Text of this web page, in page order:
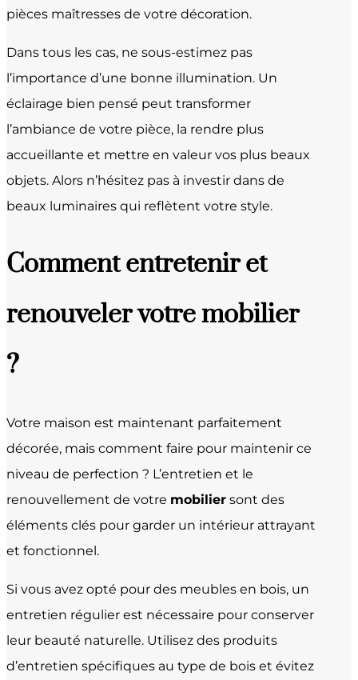
pièces maîtresses de votre décoration.
Dans tous les cas, ne sous-estimez pas
l’importance d’une bonne illumination. Un
éclairage bien pensé peut transformer
l’ambiance de votre pièce, la rendre plus
accueillante et mettre en valeur vos plus beaux
objets. Alors n’hésitez pas à investir dans de
beaux luminaires qui reflètent votre style.
Comment entretenir et
renouveler votre mobilier
?
Votre maison est maintenant parfaitement
décorée, mais comment faire pour maintenir ce
niveau de perfection ? L’entretien et le
renouvellement de votre mobilier sont des
éléments clés pour garder un intérieur attrayant
et fonctionnel.
Si vous avez opté pour des meubles en bois, un
entretien régulier est nécessaire pour conserver
leur beauté naturelle. Utilisez des produits
d’entretien spécifiques au type de bois et évitez